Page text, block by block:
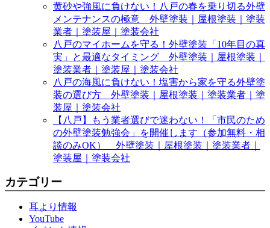
黄砂や強風に負けない！八戸の春を乗り切る外壁
メンテナンスの極意 外壁塗装｜屋根塗装｜塗装
業者｜塗装屋｜塗装会社
八戸のマイホームを守る！外壁塗装「10年目の真
実」と最適なタイミング 外壁塗装｜屋根塗装｜
塗装業者｜塗装屋｜塗装会社
八戸の海風に負けない！塩害から家を守る外壁塗
装の選び方 外壁塗装｜屋根塗装｜塗装業者｜塗
装屋｜塗装会社
【八戸】もう業者選びで迷わない！「市民のため
の外壁塗装勉強会」を開催します（参加無料・相
談のみOK） 外壁塗装｜屋根塗装｜塗装業者｜
塗装屋｜塗装会社
カテゴリー
耳より情報
YouTube